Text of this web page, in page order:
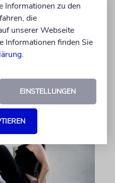
an eine
Informationen zu den
die
unserer Webseite
Informationen finden Sie
.
EINSTELLUNGEN